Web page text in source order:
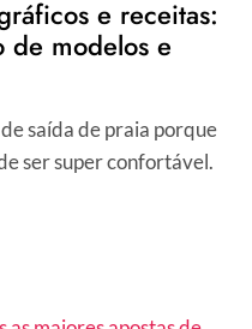
e receitas:
de modelos e
saída de praia porque
ser super confortável.